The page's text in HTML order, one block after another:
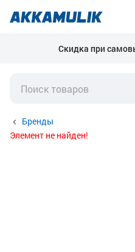
Скидка при
Бренды
Элемент не найден!